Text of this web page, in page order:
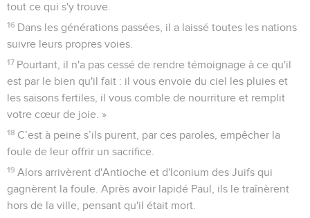
tout ce qui s'y trouve.
16 Dans les générations passées, il a laissé toutes les nations
suivre leurs propres voies.
17 Pourtant, il n'a pas cessé de rendre témoignage à ce qu'il
est par le bien qu'il fait : il vous envoie du ciel les pluies et
les saisons fertiles, il vous comble de nourriture et remplit
votre cœur de joie. »
18 C’est à peine s’ils purent, par ces paroles, empêcher la
foule de leur offrir un sacrifice.
19 Alors arrivèrent d'Antioche et d'Iconium des Juifs qui
gagnèrent la foule. Après avoir lapidé Paul, ils le traînèrent
hors de la ville, pensant qu'il était mort.